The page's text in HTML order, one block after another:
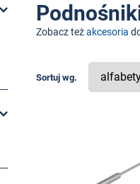
Zobacz teżakcesoria
Sortuj wg.